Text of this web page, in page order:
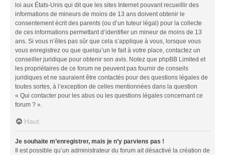
loi aux États-Unis qui dit que les sites Internet pouvant recueillir des
informations de mineurs de moins de 13 ans doivent obtenir le
consentement écrit des parents (ou d’un tuteur légal) pour la collecte
de ces informations permettant d’identifier un mineur de moins de 13
ans. Si vous n’êtes pas sûr que cela s’applique à vous, lorsque vous
vous enregistrez ou que quelqu’un le fait à votre place, contactez un
conseiller juridique pour obtenir son avis. Notez que phpBB Limited et
les propriétaires de ce forum ne peuvent pas fournir de conseils
juridiques et ne sauraient être contactés pour des questions légales de
toutes sortes, à l’exception de celles mentionnées dans la question
« Qui contacter pour les abus ou les questions légales concernant ce
forum ? ».
Haut
Je souhaite m’enregistrer, mais je n’y parviens pas !
Il est possible qu’un administrateur du forum ait désactivé la création de